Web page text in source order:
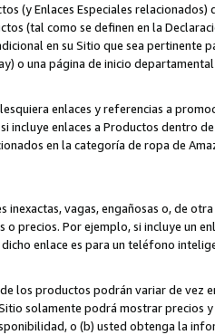
(y Enlaces Especiales
(tal como se definen en la
en su Sitio que sea pertinente
o una página de inicio
enlaces y referencias a
incluye enlaces a Productos dentro
en la categoría de ropa de
inexactas, vagas, engañosas o, de
precios. Por ejemplo, si incluye un
enlace es para un teléfono
los productos podrán variar de vez
solamente podrá mostrar
o (b) usted obtenga la